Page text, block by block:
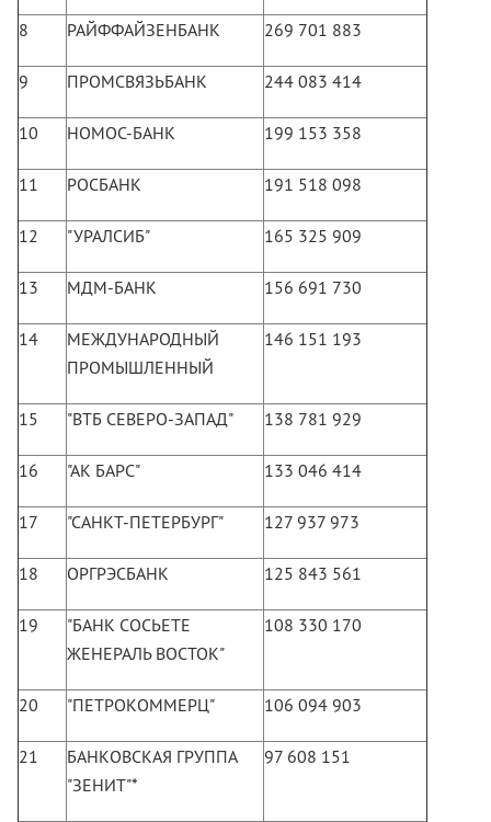
8 РАЙФФАЙЗЕНБАНК 269 701 883
9 ПРОМСВЯЗЬБАНК 244 083 414
10 НОМОС-БАНК 199 153 358
11 РОСБАНК 191 518 098
12 "УРАЛСИБ" 165 325 909
13 МДМ-БАНК 156 691 730
14
МЕЖДУНАРОДНЫЙ
ПРОМЫШЛЕННЫЙ
146 151 193
15 "ВТБ СЕВЕРО-ЗАПАД" 138 781 929
16 "АК БАРС" 133 046 414
17 "САНКТ-ПЕТЕРБУРГ" 127 937 973
18 ОРГРЭСБАНК 125 843 561
19
"БАНК СОСЬЕТЕ
ЖЕНЕРАЛЬ ВОСТОК"
108 330 170
20 "ПЕТРОКОММЕРЦ" 106 094 903
21
БАНКОВСКАЯ ГРУППА
"ЗЕНИТ"*
97 608 151